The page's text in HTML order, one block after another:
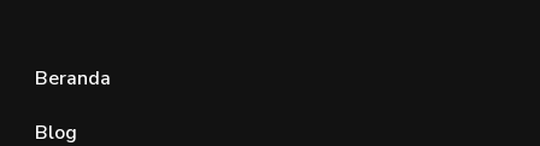
Beranda
Blog